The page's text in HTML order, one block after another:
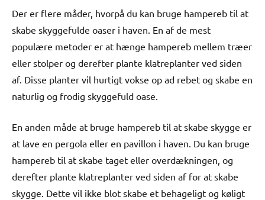
Der er flere måder, hvorpå du kan bruge hampereb til at
skabe skyggefulde oaser i haven. En af de mest
populære metoder er at hænge hampereb mellem træer
eller stolper og derefter plante klatreplanter ved siden
af. Disse planter vil hurtigt vokse op ad rebet og skabe en
naturlig og frodig skyggefuld oase.
En anden måde at bruge hampereb til at skabe skygge er
at lave en pergola eller en pavillon i haven. Du kan bruge
hampereb til at skabe taget eller overdækningen, og
derefter plante klatreplanter ved siden af for at skabe
skygge. Dette vil ikke blot skabe et behageligt og køligt